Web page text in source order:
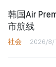
韩国Air
市航线
社会 2026/8/